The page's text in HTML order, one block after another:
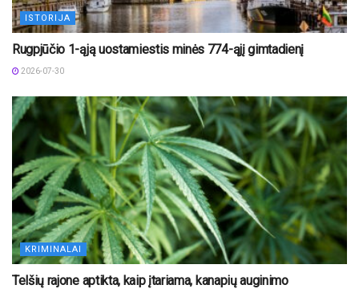
ISTORIJA
Rugpjūčio 1-ąją uostamiestis minės 774-ąjį gimtadienį
2026-07-30
KRIMINALAI
Telšių rajone aptikta, kaip įtariama, kanapių auginimo